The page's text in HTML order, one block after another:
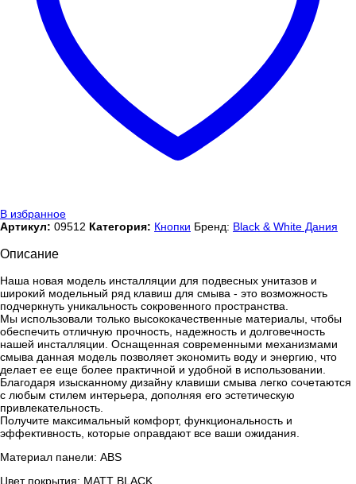
В избранное
Артикул: 09512 Категория: Кнопки Бренд: Black & White Дания
Описание
Наша новая модель инсталляции для подвесных унитазов и
широкий модельный ряд клавиш для смыва - это возможность
подчеркнуть уникальность сокровенного пространства.
Мы использовали только высококачественные материалы, чтобы
обеспечить отличную прочность, надежность и долговечность
нашей инсталляции. Оснащенная современными механизмами
смыва данная модель позволяет экономить воду и энергию, что
делает ее еще более практичной и удобной в использовании.
Благодаря изысканному дизайну клавиши смыва легко сочетаются
с любым стилем интерьера, дополняя его эстетическую
привлекательность.
Получите максимальный комфорт, функциональность и
эффективность, которые оправдают все ваши ожидания.
Материал панели: ABS
Цвет покрытия: MATT BLACK